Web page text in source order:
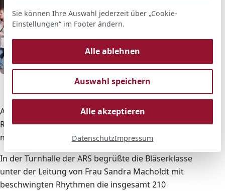
© ARS
Familien warten zur Einschulungsfeier vor dem
Schulgebäude.
Am Dienstag, den 09.09.2014, fand an der Adolf-
Reichwein-Schule um 16.00 Uhr die Einschulung der
neuen 5. Klassen statt.
In der Turnhalle der ARS begrüßte die Bläserklasse
unter der Leitung von Frau Sandra Macholdt mit
beschwingten Rhythmen die insgesamt 210
Sie können Ihre Auswahl jederzeit über „Cookie-
Einstellungen“ im Footer ändern.
Alle ablehnen
Auswahl speichern
Alle akzeptieren
DatenschutzImpressum